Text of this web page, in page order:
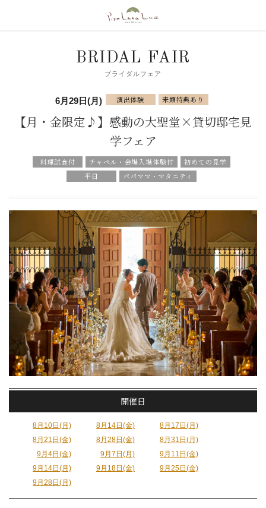
BRIDAL FAIR
ブライダルフェア
6月29日(月) 演出体験 来館特典あり
【月・金限定♪】感動の大聖堂×貸切邸宅見
学フェア
料理試食付 チャペル・会場入場体験付
初めての見学
平日
パパママ・マタニティ
開催日
8月10日(月) 8月14日(金)
8月17日(月)
8月21日(金)
8月28日(金)
8月31日(月)
9月4日(金)
9月7日(月)
9月11日(金)
9月14日(月)
9月18日(金)
9月25日(金)
9月28日(月)